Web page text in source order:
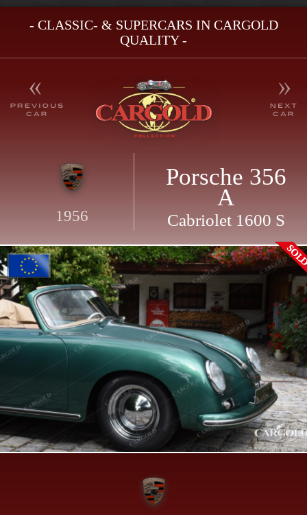
- CLASSIC- & SUPERCARS IN CARGOLD
QUALITY -
1956
Porsche 356
A
Cabriolet 1600 S